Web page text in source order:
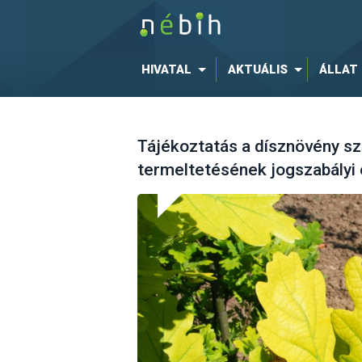
HIVATAL AKTUÁLIS ÁLLAT
Tájékoztatás a dísznövény
termeltetésének jogszabályi